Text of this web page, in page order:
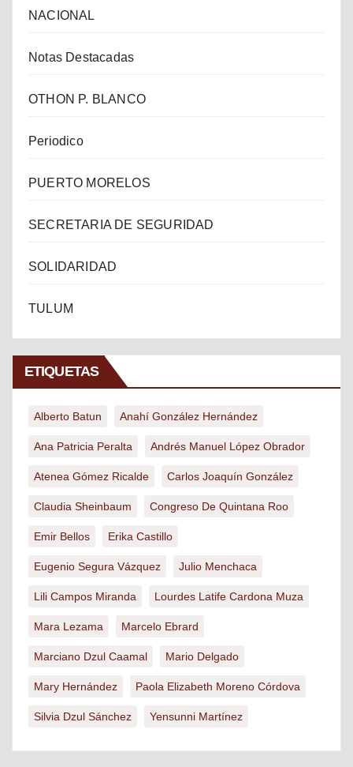
NACIONAL
Notas Destacadas
OTHON P. BLANCO
Periodico
PUERTO MORELOS
SECRETARIA DE SEGURIDAD
SOLIDARIDAD
TULUM
ETIQUETAS
Alberto Batun Anahí González Hernández
Ana Patricia Peralta Andrés Manuel López Obrador
Atenea Gómez Ricalde Carlos Joaquín González
Claudia Sheinbaum Congreso De Quintana Roo
Emir Bellos Erika Castillo
Eugenio Segura Vázquez Julio Menchaca
Lili Campos Miranda Lourdes Latife Cardona Muza
Mara Lezama Marcelo Ebrard
Marciano Dzul Caamal Mario Delgado
Mary Hernández Paola Elizabeth Moreno Córdova
Silvia Dzul Sánchez Yensunni Martínez